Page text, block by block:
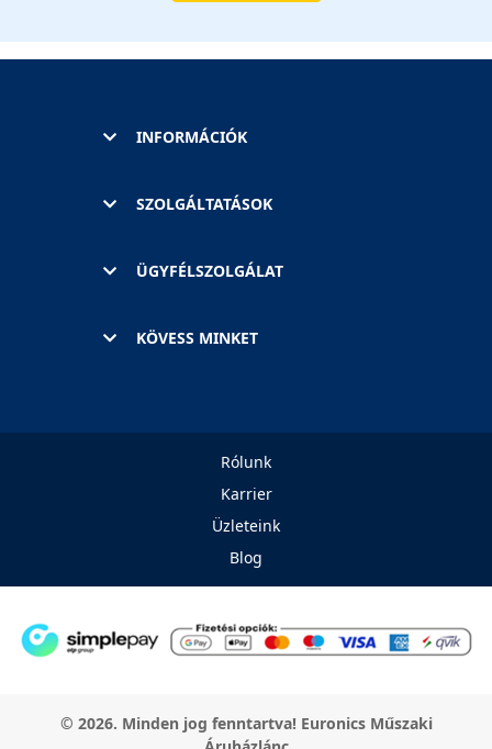
INFORMÁCIÓK
SZOLGÁLTATÁSOK
ÜGYFÉLSZOLGÁLAT
KÖVESS MINKET
Rólunk
Karrier
Üzleteink
Blog
© 2026. Minden jog fenntartva! Euronics Műszaki